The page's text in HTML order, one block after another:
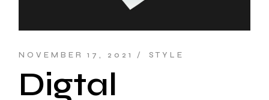
NOVEMBER 17, 2021 STYLE
Digtal